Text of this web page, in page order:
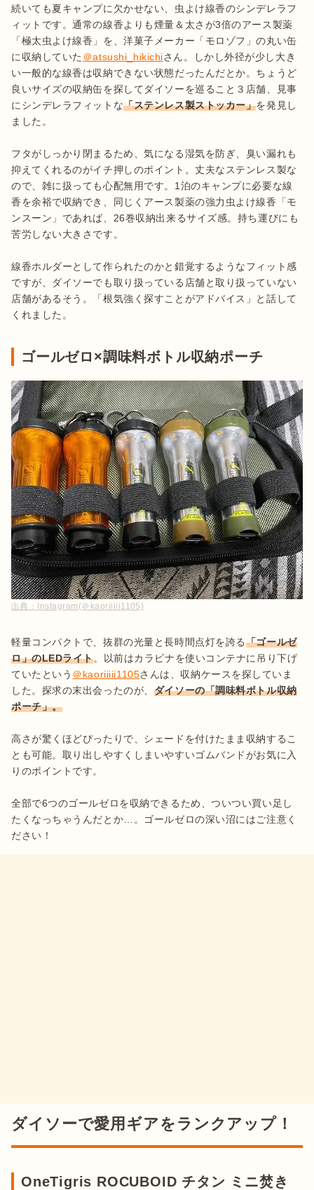
続いても夏キャンプに欠かせない、虫よけ線香のシンデレラフ
ィットです。通常の線香よりも煙量＆太さが3倍のアース製薬
「極太虫よけ線香」を、洋菓子メーカー「モロゾフ」の丸い缶
に収納していた ＠atsushi_hikichiさん。しかし外径が少し大き
い一般的な線香は収納できない状態だったんだとか。ちょうど
良いサイズの収納缶を探してダイソーを巡ること３店舗、見事
にシンデレラフィットな「ステンレス製ストッカー」を発見し
ました。
フタがしっかり閉まるため、気になる湿気を防ぎ、臭い漏れも
抑えてくれるのがイチ押しのポイント。丈夫なステンレス製な
ので、雑に扱っても心配無用です。1泊のキャンプに必要な線
香を余裕で収納でき、同じくアース製薬の強力虫よけ線香「モ
ンスーン」であれば、26巻収納出来るサイズ感。持ち運びにも
苦労しない大きさです。
線香ホルダーとして作られたのかと錯覚するようなフィット感
ですが、ダイソーでも取り扱っている店舗と取り扱っていない
店舗があるそう。「根気強く探すことがアドバイス」と話して
くれました。
ゴールゼロ×調味料ボトル収納ポーチ
出典： Instagram(＠kaoriiiii1105)
軽量コンパクトで、抜群の光量と長時間点灯を誇る「ゴールゼ
ロ」のLEDライト。以前はカラビナを使いコンテナに吊り下げ
ていたという ＠kaoriiiii1105さんは、収納ケースを探していま
した。探求の末出会ったのが、 ダイソーの「調味料ボトル収納
ポーチ」。
高さが驚くほどぴったりで、シェードを付けたまま収納するこ
とも可能。取り出しやすくしまいやすいゴムバンドがお気に入
りのポイントです。
全部で6つのゴールゼロを収納できるため、ついつい買い足し
たくなっちゃうんだとか…。ゴールゼロの深い沼にはご注意く
ださい！
ダイソーで愛用ギアをランクアップ！
OneTigris ROCUBOID チタン ミニ焚き